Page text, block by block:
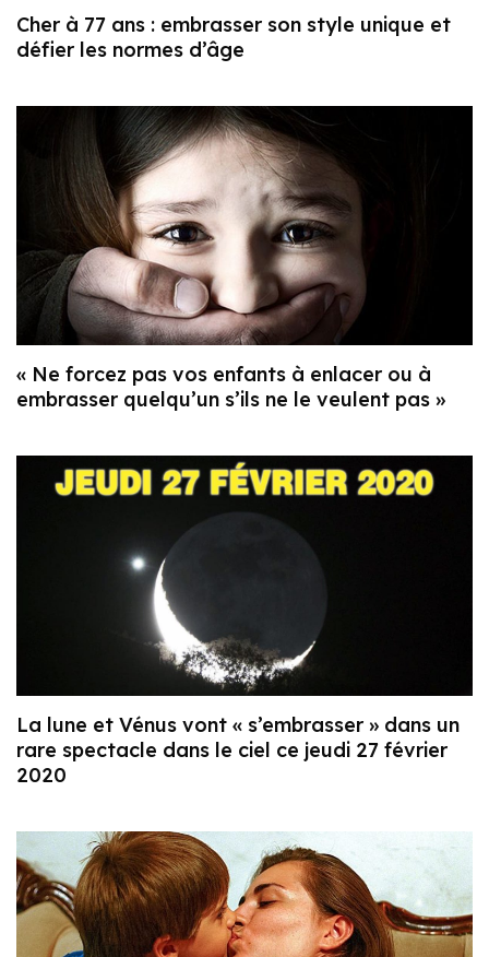
Cher à 77 ans : embrasser son style unique et
défier les normes d’âge
« Ne forcez pas vos enfants à enlacer ou à
embrasser quelqu’un s’ils ne le veulent pas »
La lune et Vénus vont « s’embrasser » dans un
rare spectacle dans le ciel ce jeudi 27 février
2020